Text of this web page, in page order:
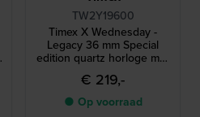
TW2Y19600
Timex X Wednesday -
Legacy 36 mm Special
edition quartz horloge met
uniek datumvenster
€ 219,-
● Op voorraad